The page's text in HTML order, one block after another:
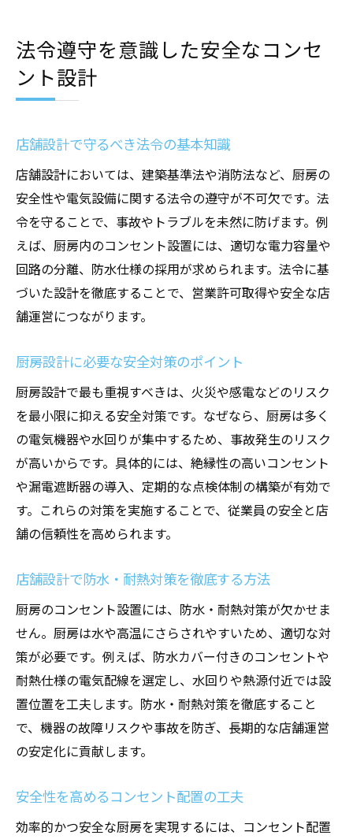
法令遵守を意識した安全なコンセ
ント設計
店舗設計で守るべき法令の基本知識
店舗設計においては、建築基準法や消防法など、厨房の
安全性や電気設備に関する法令の遵守が不可欠です。法
令を守ることで、事故やトラブルを未然に防げます。例
えば、厨房内のコンセント設置には、適切な電力容量や
回路の分離、防水仕様の採用が求められます。法令に基
づいた設計を徹底することで、営業許可取得や安全な店
舗運営につながります。
厨房設計に必要な安全対策のポイント
厨房設計で最も重視すべきは、火災や感電などのリスク
を最小限に抑える安全対策です。なぜなら、厨房は多く
の電気機器や水回りが集中するため、事故発生のリスク
が高いからです。具体的には、絶縁性の高いコンセント
や漏電遮断器の導入、定期的な点検体制の構築が有効で
す。これらの対策を実施することで、従業員の安全と店
舗の信頼性を高められます。
店舗設計で防水・耐熱対策を徹底する方法
厨房のコンセント設置には、防水・耐熱対策が欠かせま
せん。厨房は水や高温にさらされやすいため、適切な対
策が必要です。例えば、防水カバー付きのコンセントや
耐熱仕様の電気配線を選定し、水回りや熱源付近では設
置位置を工夫します。防水・耐熱対策を徹底すること
で、機器の故障リスクや事故を防ぎ、長期的な店舗運営
の安定化に貢献します。
安全性を高めるコンセント配置の工夫
効率的かつ安全な厨房を実現するには、コンセント配置